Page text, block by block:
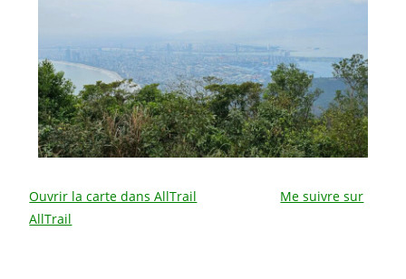
Ouvrir la carte dans AllTrail
Me suivre sur
AllTrail